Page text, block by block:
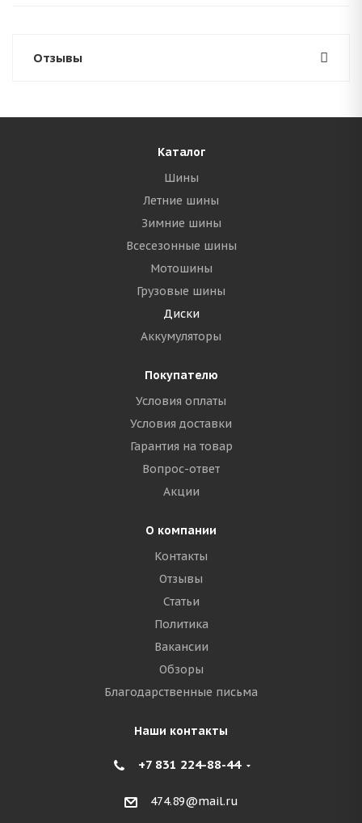
Отзывы
Каталог
Шины
Летние шины
Зимние шины
Всесезонные шины
Мотошины
Грузовые шины
Диски
Аккумуляторы
Покупателю
Условия оплаты
Условия доставки
Гарантия на товар
Вопрос-ответ
Акции
О компании
Контакты
Отзывы
Статьи
Политика
Вакансии
Обзоры
Благодарственные письма
Наши контакты
+7 831 224-88-44
474.89@mail.ru